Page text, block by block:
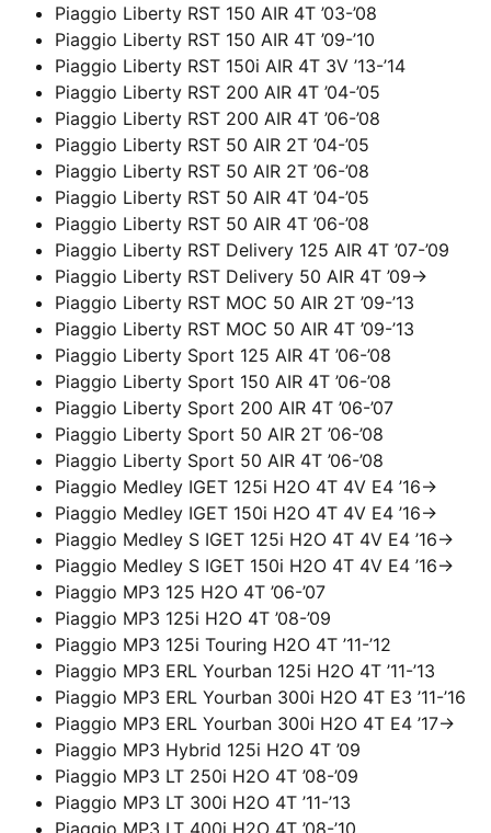
Piaggio Liberty RST 150 AIR 4T ’03-’08
Piaggio Liberty RST 150 AIR 4T ’09-’10
Piaggio Liberty RST 150i AIR 4T 3V ’13-’14
Piaggio Liberty RST 200 AIR 4T ’04-’05
Piaggio Liberty RST 200 AIR 4T ’06-’08
Piaggio Liberty RST 50 AIR 2T ’04-’05
Piaggio Liberty RST 50 AIR 2T ’06-’08
Piaggio Liberty RST 50 AIR 4T ’04-’05
Piaggio Liberty RST 50 AIR 4T ’06-’08
Piaggio Liberty RST Delivery 125 AIR 4T ’07-’09
Piaggio Liberty RST Delivery 50 AIR 4T ’09->
Piaggio Liberty RST MOC 50 AIR 2T ’09-’13
Piaggio Liberty RST MOC 50 AIR 4T ’09-’13
Piaggio Liberty Sport 125 AIR 4T ’06-’08
Piaggio Liberty Sport 150 AIR 4T ’06-’08
Piaggio Liberty Sport 200 AIR 4T ’06-’07
Piaggio Liberty Sport 50 AIR 2T ’06-’08
Piaggio Liberty Sport 50 AIR 4T ’06-’08
Piaggio Medley IGET 125i H2O 4T 4V E4 ’16->
Piaggio Medley IGET 150i H2O 4T 4V E4 ’16->
Piaggio Medley S IGET 125i H2O 4T 4V E4 ’16->
Piaggio Medley S IGET 150i H2O 4T 4V E4 ’16->
Piaggio MP3 125 H2O 4T ’06-’07
Piaggio MP3 125i H2O 4T ’08-’09
Piaggio MP3 125i Touring H2O 4T ’11-’12
Piaggio MP3 ERL Yourban 125i H2O 4T ’11-’13
Piaggio MP3 ERL Yourban 300i H2O 4T E3 ’11-’16
Piaggio MP3 ERL Yourban 300i H2O 4T E4 ’17->
Piaggio MP3 Hybrid 125i H2O 4T ’09
Piaggio MP3 LT 250i H2O 4T ’08-’09
Piaggio MP3 LT 300i H2O 4T ’11-’13